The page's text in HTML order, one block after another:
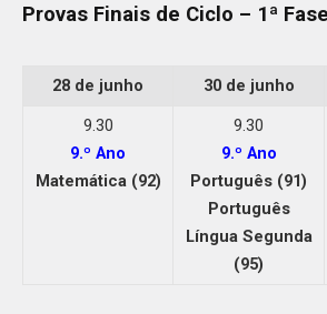
Provas Finais de Ciclo – 1ª Fase
28 de junho 30 de junho
9.30
9.º Ano
Matemática (92)
9.30
9.º Ano
Português (91)
Português
Língua Segunda
(95)